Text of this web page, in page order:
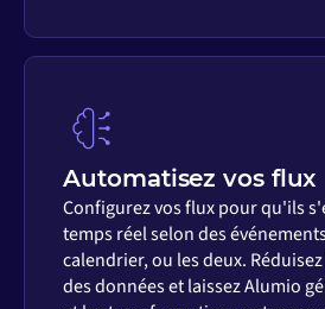
Automatisez vos flux
Configurez vos flux pour qu'ils
temps réel selon des
calendrier, ou les deux.
des données et laissez Alumio